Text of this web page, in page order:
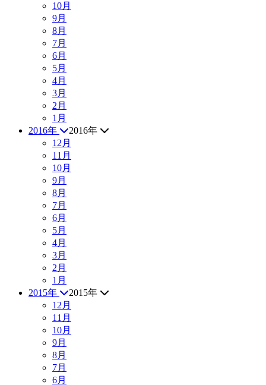
10月
9月
8月
7月
6月
5月
4月
3月
2月
1月
2016年
2016年
12月
11月
10月
9月
8月
7月
6月
5月
4月
3月
2月
1月
2015年
2015年
12月
11月
10月
9月
8月
7月
6月